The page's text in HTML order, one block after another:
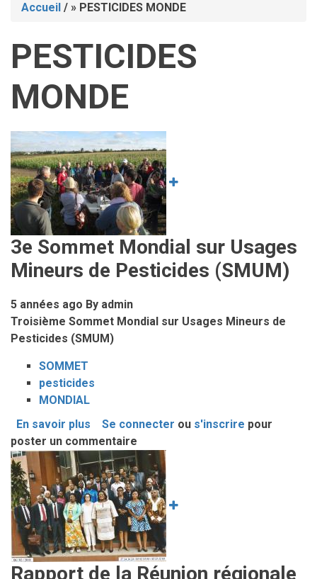
d'Ariane
Accueil / PESTICIDES MONDE
PESTICIDES
MONDE
Image
3e Sommet Mondial sur Usages
Mineurs de Pesticides (SMUM)
5 années ago By admin
Troisième Sommet Mondial sur Usages Mineurs de
Pesticides (SMUM)
SOMMET
pesticides
MONDIAL
En savoir plus sur
3e
Sommet
Mondial
sur
Usages
Mineurs
de
Pesticides
Se connecter ou s'inscrire pour
poster un commentaire
Image
Rapport de la Réunion régionale